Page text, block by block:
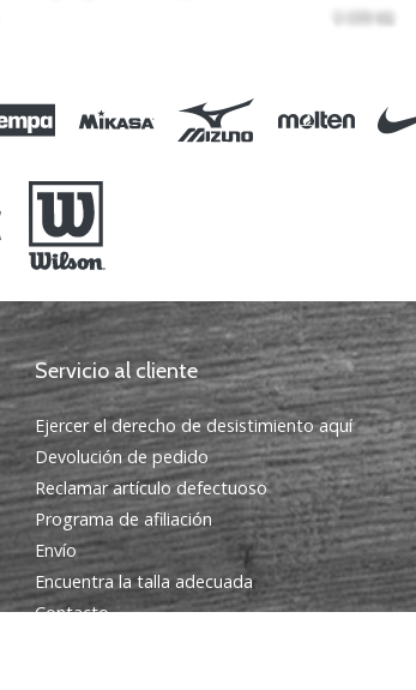
Servicio al cliente
Ejercer el derecho de desistimiento aquí
Devolución de pedido
Reclamar artículo defectuoso
Programa de afiliación
Envío
Encuentra la talla adecuada
Contacto